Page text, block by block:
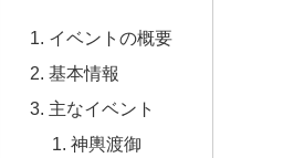
イベントの概要
基本情報
主なイベント
神輿渡御